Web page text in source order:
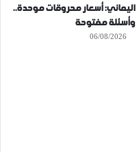
اليماني: أسعار محروقات موحدة..
وأسئلة مفتوحة
06/08/2026